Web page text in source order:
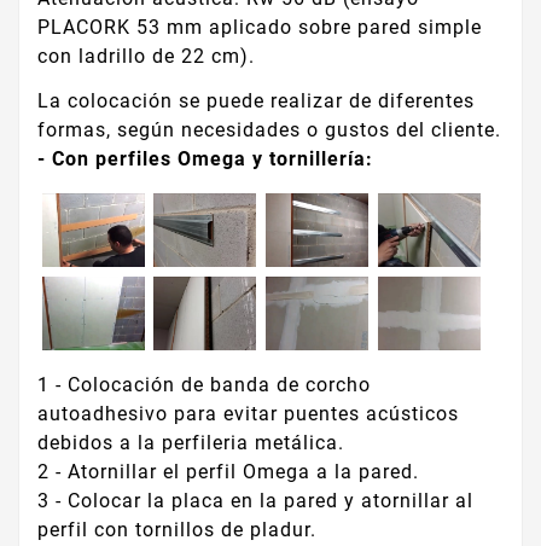
PLACORK 53 mm aplicado sobre pared simple
con ladrillo de 22 cm).
La colocación se puede realizar de diferentes
formas, según necesidades o gustos del cliente.
- Con perfiles Omega y tornillería:
1 - Colocación de banda de corcho
autoadhesivo para evitar puentes acústicos
debidos a la perfileria metálica.
2 - Atornillar el perfil Omega a la pared.
3 - Colocar la placa en la pared y atornillar al
perfil con tornillos de pladur.